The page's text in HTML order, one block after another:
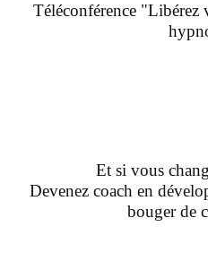
Téléconférence "Libérez
Et si vous
Devenez coach en
bouger de